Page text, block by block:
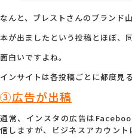
なんと、ブレストさんのブランド
本が出ましたという投稿とほぼ、
面白いですよね。
インサイトは各投稿ごとに都度見
③広告が出稿
通常、インスタの広告は
信しますが、ビジネスアカウン